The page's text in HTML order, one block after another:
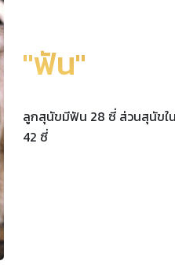
"ฟัน"
ลูกสุนัขมีฟัน 28 ซี่ ส่วนสุนัขใ
42 ซี่